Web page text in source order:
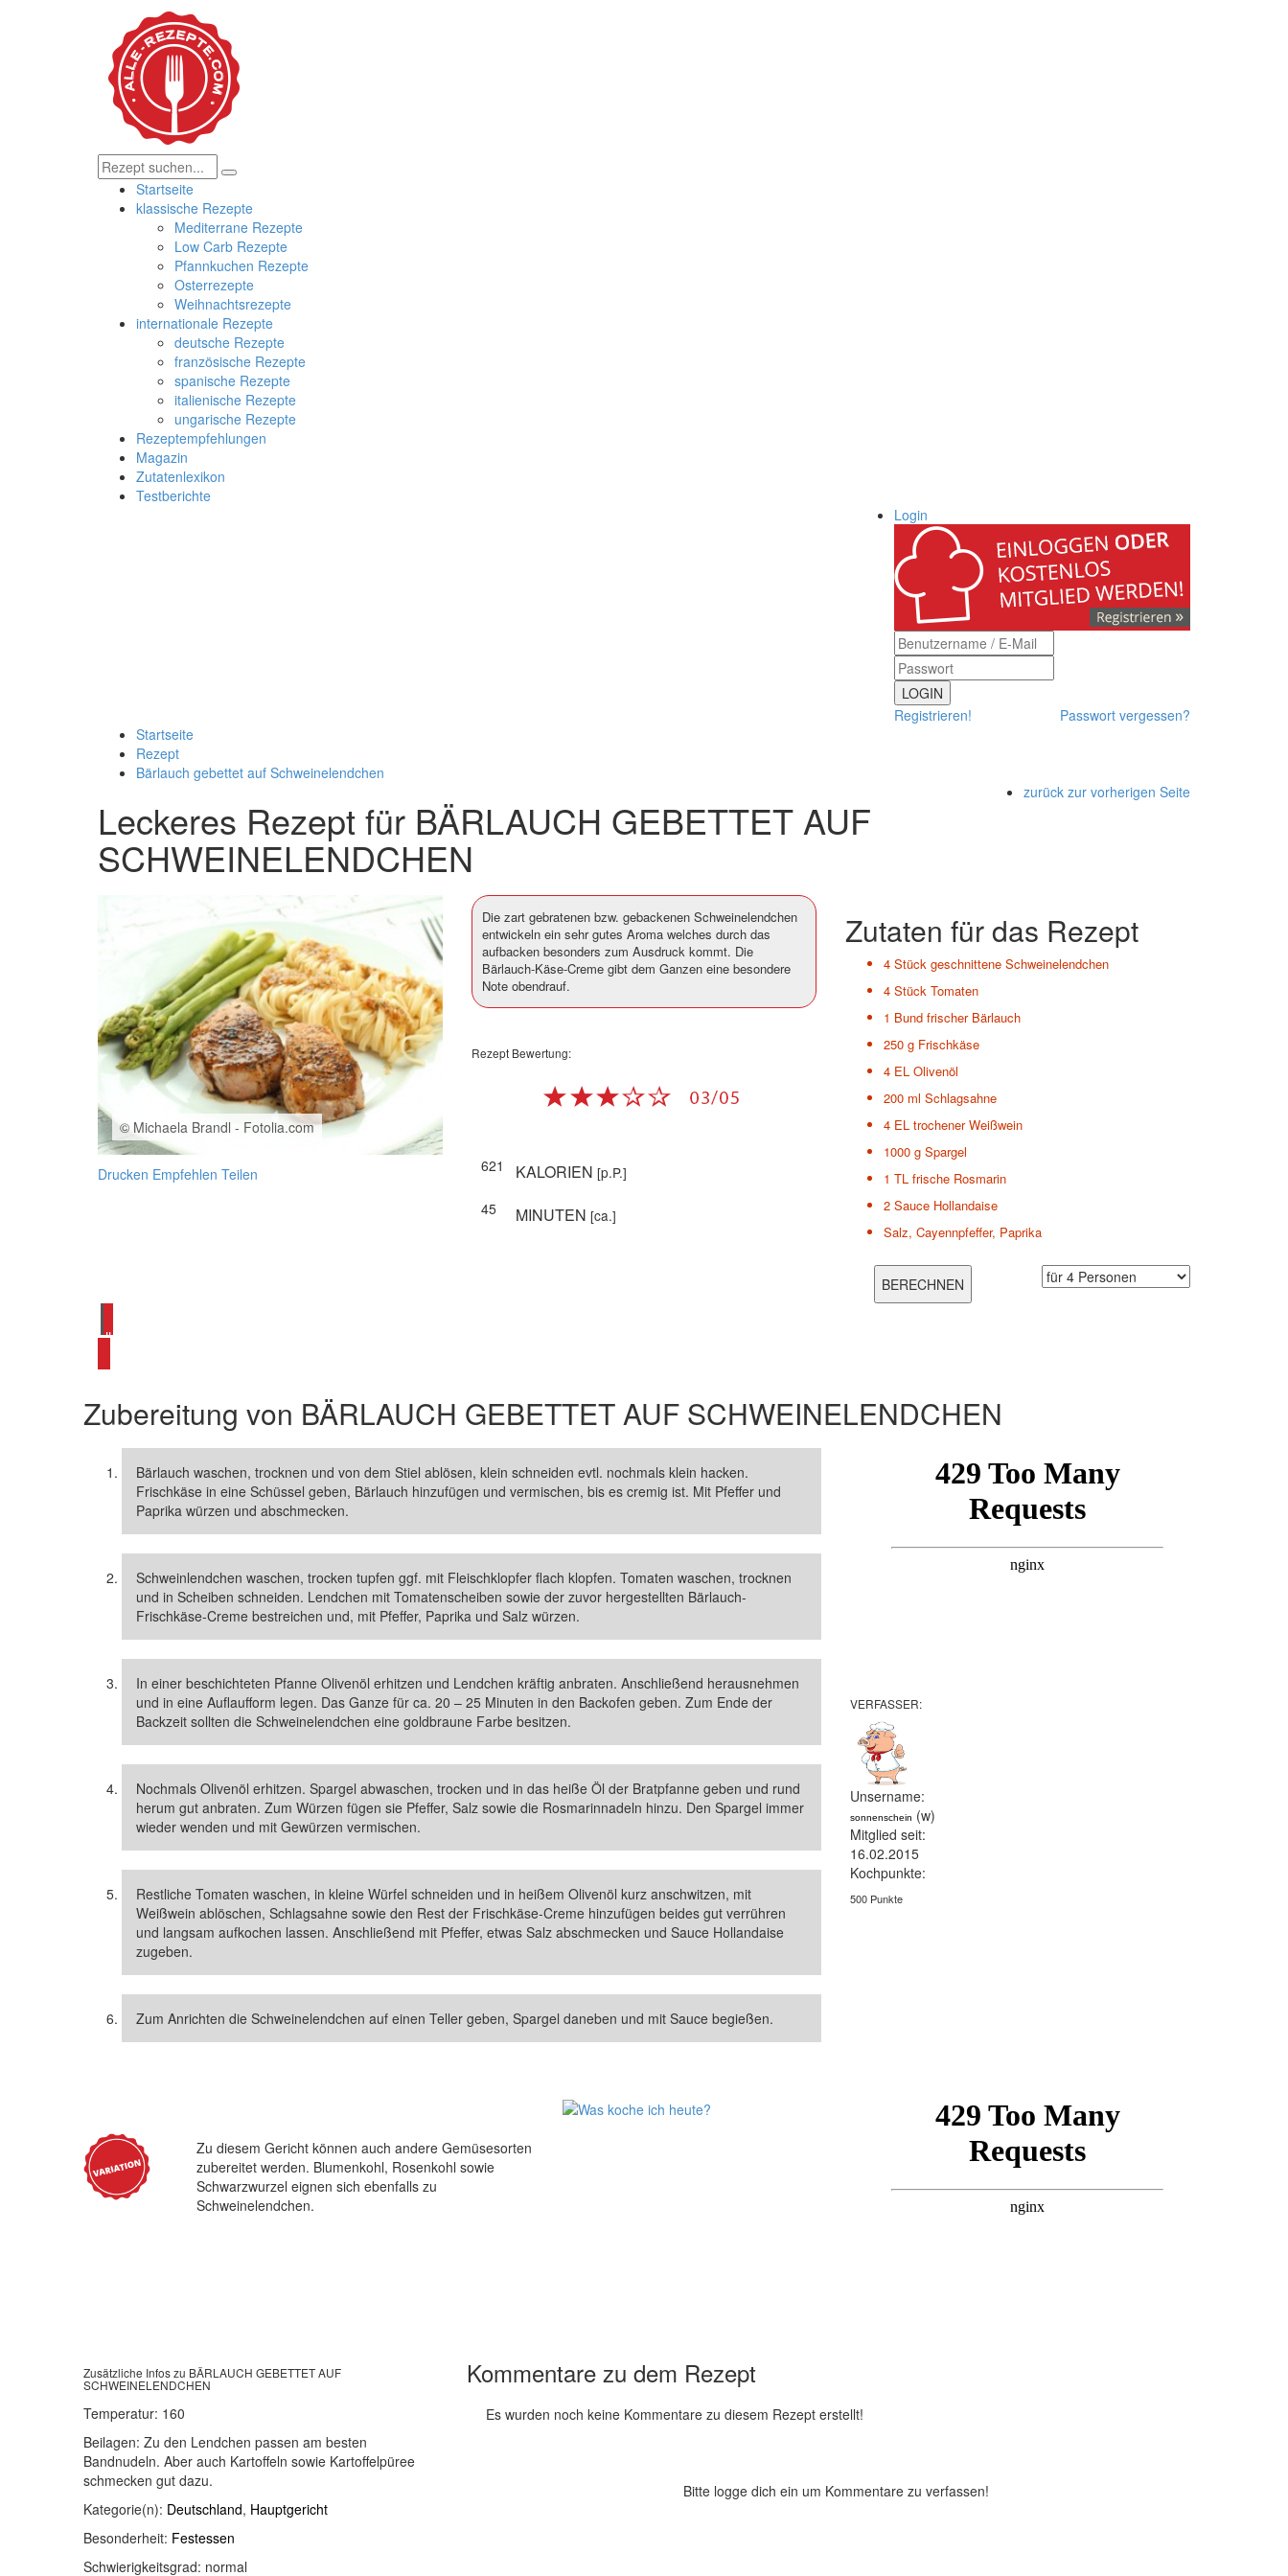
Startseite
klassische Rezepte
Mediterrane Rezepte
Low Carb Rezepte
Pfannkuchen Rezepte
Osterrezepte
Weihnachtsrezepte
internationale Rezepte
deutsche Rezepte
französische Rezepte
spanische Rezepte
italienische Rezepte
ungarische Rezepte
Rezeptempfehlungen
Magazin
Zutatenlexikon
Testberichte
Login
LOGIN
Registrieren!
Passwort vergessen?
Startseite
Rezept
Bärlauch gebettet auf Schweinelendchen
zurück zur vorherigen Seite
Leckeres Rezept für BÄRLAUCH GEBETTET AUF
SCHWEINELENDCHEN
© Michaela Brandl - Fotolia.com
Drucken Empfehlen Teilen
Die zart gebratenen bzw. gebackenen Schweinelendchen
entwickeln ein sehr gutes Aroma welches durch das
aufbacken besonders zum Ausdruck kommt. Die
Bärlauch-Käse-Creme gibt dem Ganzen eine besondere
Note obendrauf.
Rezept Bewertung:
621 KALORIEN [p.P.]
45
MINUTEN [ca.]
Zutaten für das Rezept
4 Stück geschnittene Schweinelendchen
4 Stück Tomaten
1 Bund frischer Bärlauch
250 g Frischkäse
4 EL Olivenöl
200 ml Schlagsahne
4 EL trochener Weißwein
1000 g Spargel
1 TL frische Rosmarin
2 Sauce Hollandaise
Salz, Cayennpfeffer, Paprika
alle Schweinelendchen Rezepte ansehen
Zubereitung von BÄRLAUCH GEBETTET AUF SCHWEINELENDCHEN
Bärlauch waschen, trocknen und von dem Stiel ablösen, klein schneiden evtl. nochmals klein hacken.
Frischkäse in eine Schüssel geben, Bärlauch hinzufügen und vermischen, bis es cremig ist. Mit Pfeffer und
Paprika würzen und abschmecken.
Schweinlendchen waschen, trocken tupfen ggf. mit Fleischklopfer flach klopfen. Tomaten waschen, trocknen
und in Scheiben schneiden. Lendchen mit Tomatenscheiben sowie der zuvor hergestellten Bärlauch-
Frischkäse-Creme bestreichen und, mit Pfeffer, Paprika und Salz würzen.
In einer beschichteten Pfanne Olivenöl erhitzen und Lendchen kräftig anbraten. Anschließend herausnehmen
und in eine Auflaufform legen. Das Ganze für ca. 20 – 25 Minuten in den Backofen geben. Zum Ende der
Backzeit sollten die Schweinelendchen eine goldbraune Farbe besitzen.
Nochmals Olivenöl erhitzen. Spargel abwaschen, trocken und in das heiße Öl der Bratpfanne geben und rund
herum gut anbraten. Zum Würzen fügen sie Pfeffer, Salz sowie die Rosmarinnadeln hinzu. Den Spargel immer
wieder wenden und mit Gewürzen vermischen.
Restliche Tomaten waschen, in kleine Würfel schneiden und in heißem Olivenöl kurz anschwitzen, mit
Weißwein ablöschen, Schlagsahne sowie den Rest der Frischkäse-Creme hinzufügen beides gut verrühren
und langsam aufkochen lassen. Anschließend mit Pfeffer, etwas Salz abschmecken und Sauce Hollandaise
zugeben.
Zum Anrichten die Schweinelendchen auf einen Teller geben, Spargel daneben und mit Sauce begießen.
VERFASSER:
Unsername:
sonnenschein (w)
Mitglied seit:
16.02.2015
Kochpunkte:
500 Punkte
Zu diesem Gericht können auch andere Gemüsesorten
zubereitet werden. Blumenkohl, Rosenkohl sowie
Schwarzwurzel eignen sich ebenfalls zu
Schweinelendchen.
Zusätzliche Infos zu BÄRLAUCH GEBETTET AUF
SCHWEINELENDCHEN
Temperatur: 160
Beilagen: Zu den Lendchen passen am besten
Bandnudeln. Aber auch Kartoffeln sowie Kartoffelpüree
schmecken gut dazu.
Kategorie(n): Deutschland, Hauptgericht
Besonderheit: Festessen
Schwierigkeitsgrad: normal
Kommentare zu dem Rezept
Es wurden noch keine Kommentare zu diesem Rezept erstellt!
Bitte logge dich ein um Kommentare zu verfassen!